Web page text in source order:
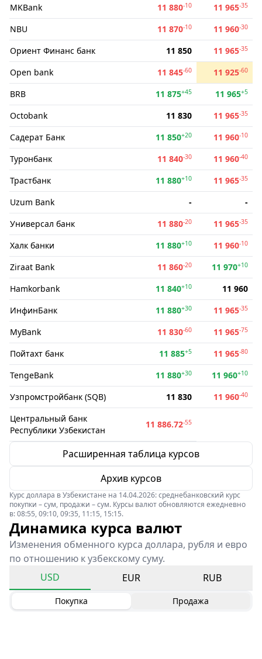
MKBank 11 880-10 11 965-35
NBU 11 870-10 11 960-30
Ориент Финанс банк 11 850 11 965-35
Open bank 11 845-60 11 925-60
BRB 11 875+45 11 965+5
Octobank 11 830 11 965-35
Садерат Банк 11 850+20 11 960-10
Туронбанк 11 840-30 11 960-40
Трастбанк 11 880+10 11 965-35
Uzum Bank -
-
Универсал банк
11 880-20 11 965-35
Халк банки 11 880+10 11 960-10
Ziraat Bank 11 860-20 11 970+10
Hamkorbank 11 840+10
11 960
ИнфинБанк
11 880+30 11 965-35
MyBank 11 830-60 11 965-75
Пойтахт банк 11 885+5 11 965-80
TengeBank 11 880+30 11 960+10
Узпромстройбанк (SQB) 11 830 11 960-40
Центральный банк
Республики Узбекистан
11 886.72-55
Расширенная таблица курсов
Архив курсов
Курс доллара в Узбекистане на 14.04.2026: среднебанковский курс
покупки – сум, продажи – сум. Курсы валют обновляются ежедневно
в: 08:55, 09:10, 09:35, 11:15, 15:15.
Динамика курса валют
Изменения обменного курса доллара, рубля и евро
по отношению к узбекскому суму.
USD
EUR RUB
Покупка Продажа